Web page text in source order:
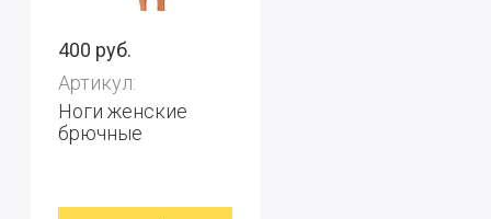
400 руб.
Артикул:
Ноги женские
брючные